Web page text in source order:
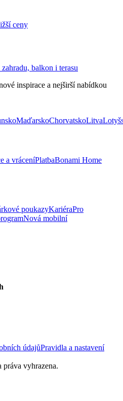
ceny
balkon i terasu
inspirace a nejširší nabídkou
MaďarskoChorvatskoLitva
a vráceníPlatbaBonami Home
poukazyKariéraPro
Nová mobilní
údajůPravidla a nastavení
vyhrazena.